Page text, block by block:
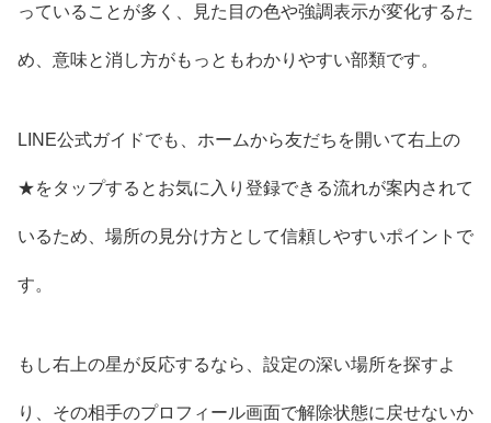
っていることが多く、見た目の色や強調表示が変化するた
め、意味と消し方がもっともわかりやすい部類です。
LINE公式ガイドでも、ホームから友だちを開いて右上の
★をタップするとお気に入り登録できる流れが案内されて
いるため、場所の見分け方として信頼しやすいポイントで
す。
もし右上の星が反応するなら、設定の深い場所を探すよ
り、その相手のプロフィール画面で解除状態に戻せないか